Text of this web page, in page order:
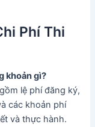
Phí Thi
khoản gì?
lệ phí đăng ký,
các khoản phí
và thực hành.